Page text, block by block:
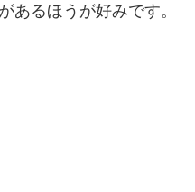
あるほうが好みです。